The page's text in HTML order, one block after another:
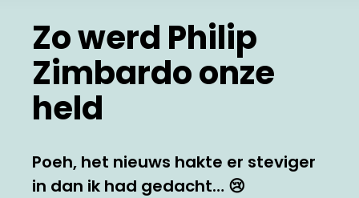
Aan de slag
Klantverhalen
Blog
Team
Zo werd Philip
Zimbardo onze
held
Poeh, het nieuws hakte er steviger
in dan ik had gedacht… 😢
Cookies helpen ons begrijpen hoe
je de website gebruikt. Zo kunnen
we steeds verbeteren. Wil je
meer weten?
Cookies aanpassen